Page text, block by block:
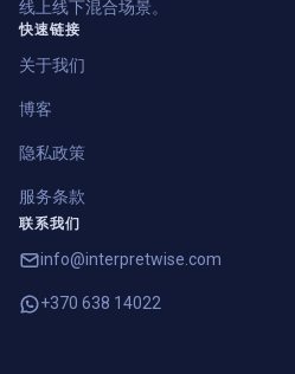
线上线下混合场景。
快速链接
关于我们
博客
隐私政策
服务条款
联系我们
info@interpretwise.com
+370 638 14022